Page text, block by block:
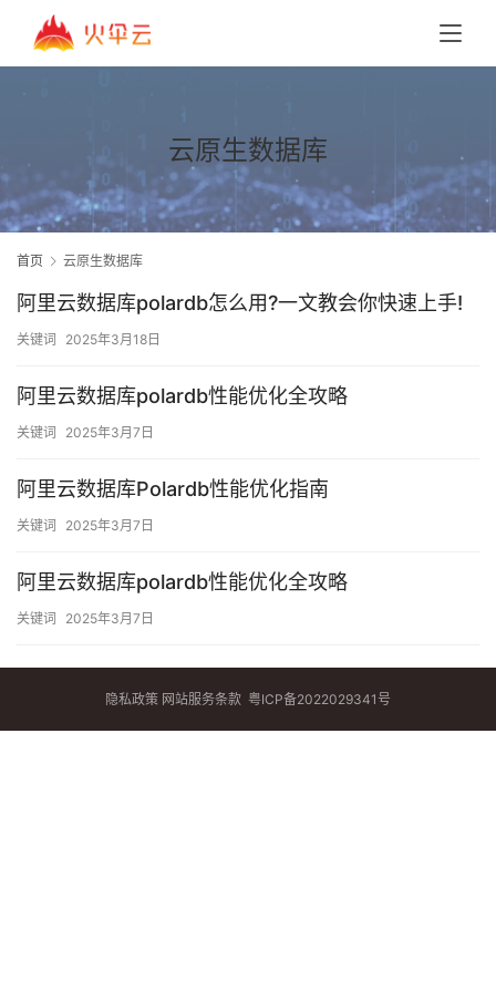
云原生数据库
首页 云原生数据库
阿里云数据库polardb怎么用?一文教会你快速上手!
关键词 2025年3月18日
阿里云数据库polardb性能优化全攻略
关键词 2025年3月7日
阿里云数据库Polardb性能优化指南
关键词 2025年3月7日
阿里云数据库polardb性能优化全攻略
关键词 2025年3月7日
隐私政策 网站服务条款 粤ICP备2022029341号